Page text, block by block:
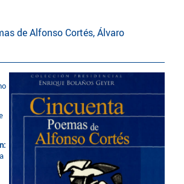
de Alfonso Cortés, Álvaro